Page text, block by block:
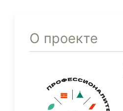
О проекте